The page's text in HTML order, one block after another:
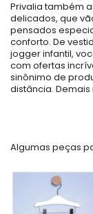
Privalia também
delicados, que
pensados
conforto. De
jogger infantil,
com ofertas
sinônimo de
distância. Demais
Algumas peças